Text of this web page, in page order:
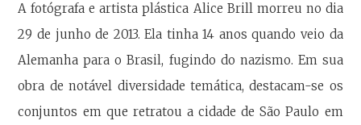
A fotógrafa e artista plástica Alice Brill morreu no dia
29 de junho de 2013. Ela tinha 14 anos quando veio da
Alemanha para o Brasil, fugindo do nazismo. Em sua
obra de notável diversidade temática, destacam-se os
conjuntos em que retratou a cidade de São Paulo em